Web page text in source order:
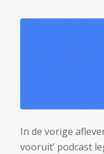
In de vorige
vooruit’ podcast